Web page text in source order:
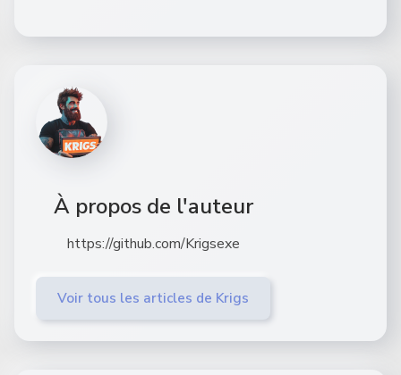
À propos de l'auteur
https://github.com/Krigsexe
Voir tous les articles de Krigs